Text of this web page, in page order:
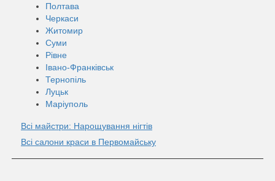
Полтава
Черкаси
Житомир
Суми
Рівне
Івано-Франківськ
Тернопіль
Луцьк
Маріуполь
Всі майстри: Нарощування нігтів
Всі салони краси в Первомайську